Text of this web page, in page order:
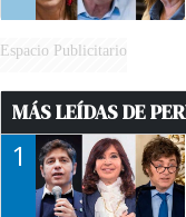
Espacio Publicitario
MÁS LEÍDAS DE
1